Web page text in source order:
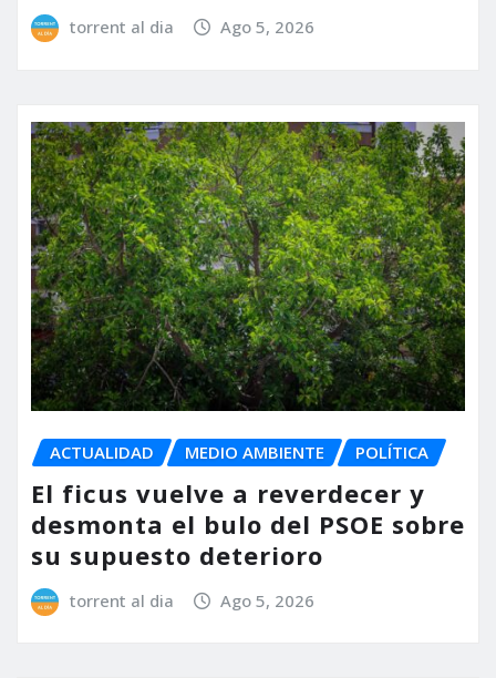
torrent al dia Ago 5, 2026
ACTUALIDAD MEDIO AMBIENTE POLÍTICA
El ficus vuelve a reverdecer y
desmonta el bulo del PSOE sobre
su supuesto deterioro
torrent al dia Ago 5, 2026